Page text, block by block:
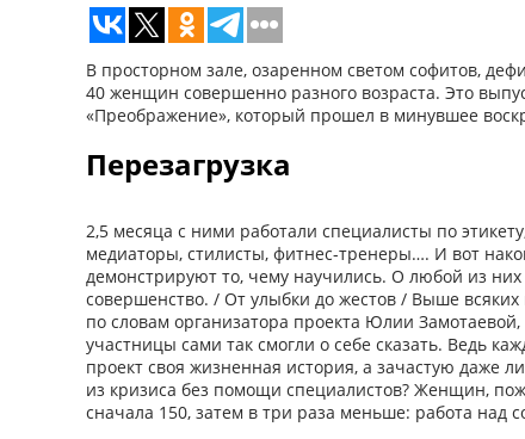
В просторном зале, озаренном светом софитов,
40 женщин совершенно разного возраста. Это
«Преображение», который прошел в минувшее
Перезагрузка
2,5 месяца с ними работали специалисты по
медиаторы, стилисты, фитнес-тренеры…. И вот
демонстрируют то, чему научились. О любой из
совершенство. / От улыбки до жестов / Выше всяких
по словам организатора проекта Юлии
участницы сами так смогли о себе сказать. Ведь
проект своя жизненная история, а зачастую даже
из кризиса без помощи специалистов? Женщин,
сначала 150, затем в три раза меньше: работа над